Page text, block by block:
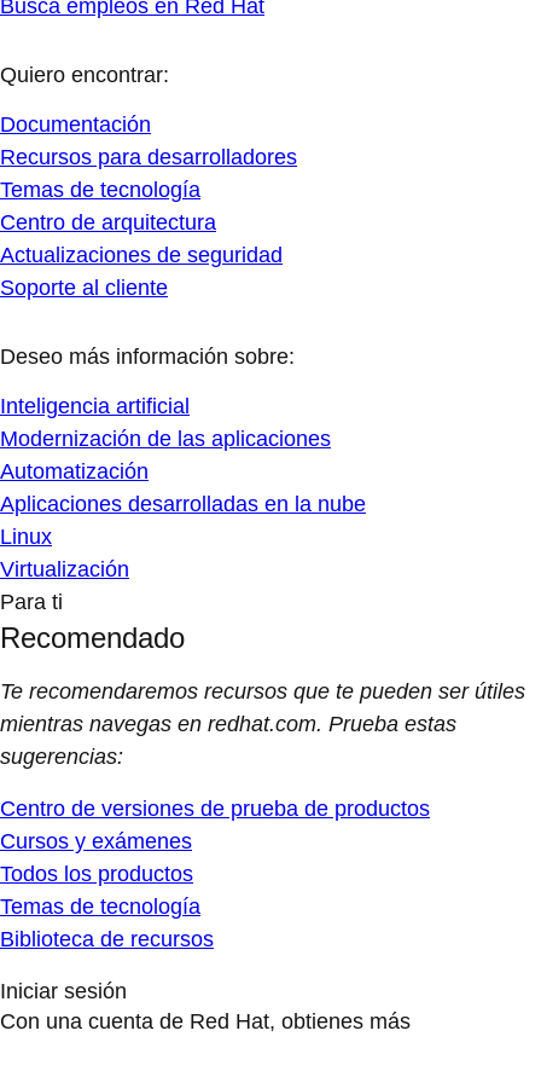
Busca empleos en Red Hat
Quiero encontrar:
Documentación
Recursos para desarrolladores
Temas de tecnología
Centro de arquitectura
Actualizaciones de seguridad
Soporte al cliente
Deseo más información sobre:
Inteligencia artificial
Modernización de las aplicaciones
Automatización
Aplicaciones desarrolladas en la nube
Linux
Virtualización
Para ti
Recomendado
Te recomendaremos recursos que te pueden ser útiles
mientras navegas en redhat.com. Prueba estas
sugerencias:
Centro de versiones de prueba de productos
Cursos y exámenes
Todos los productos
Temas de tecnología
Biblioteca de recursos
Iniciar sesión
Con una cuenta de Red Hat, obtienes más